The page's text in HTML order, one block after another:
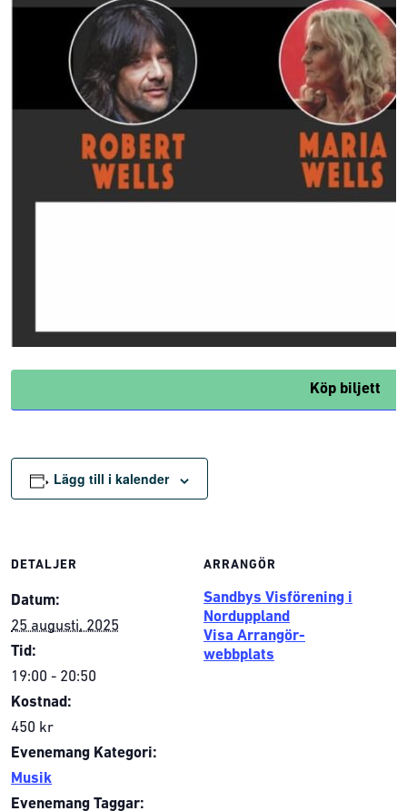
Köp biljett
Lägg till i kalender
DETALJER
Datum:
25 augusti, 2025
Tid:
19:00 - 20:50
Kostnad:
450 kr
Evenemang Kategori:
Musik
Evenemang Taggar:
ARRANGÖR
Sandbys Visförening i
Norduppland
Visa Arrangör-
webbplats